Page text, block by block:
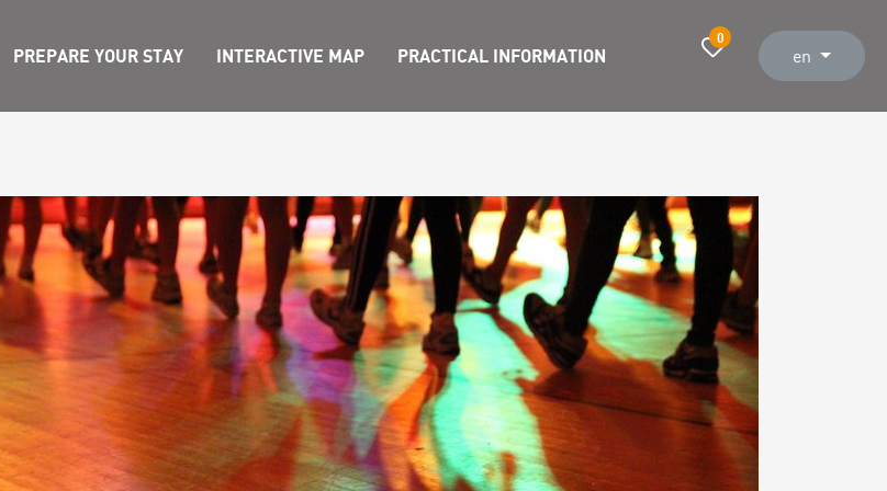
PREPARE YOUR STAY INTERACTIVE MAP PRACTICAL INFORMATION
0
en